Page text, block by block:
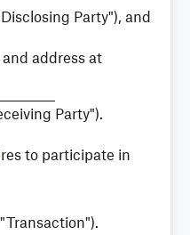
Party"), and
address at
Party").
to participate in